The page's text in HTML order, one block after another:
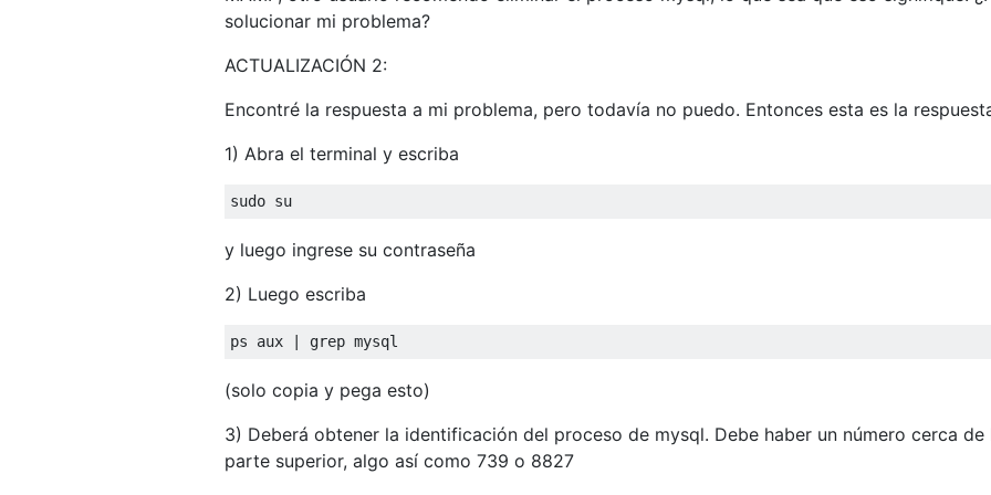
solucionar mi problema?
ACTUALIZACIÓN 2:
Encontré la respuesta a mi problema, pero todavía no puedo. Entonces esta es la
1) Abra el terminal y escriba
sudo su
y luego ingrese su contraseña
2) Luego escriba
ps aux | grep mysql
(solo copia y pega esto)
3) Deberá obtener la identificación del proceso de mysql. Debe haber un número cerca de
parte superior, algo así como 739 o 8827